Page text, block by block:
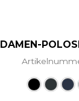
DAMEN-